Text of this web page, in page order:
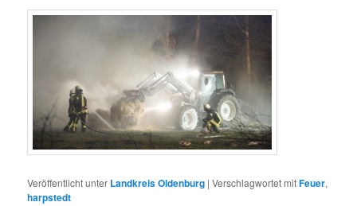
Veröffentlicht unter Landkreis Oldenburg |Verschlagwortet mitFeuer,
harpstedt